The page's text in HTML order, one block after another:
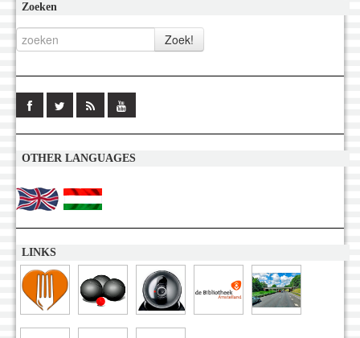
Zoeken
OTHER LANGUAGES
LINKS